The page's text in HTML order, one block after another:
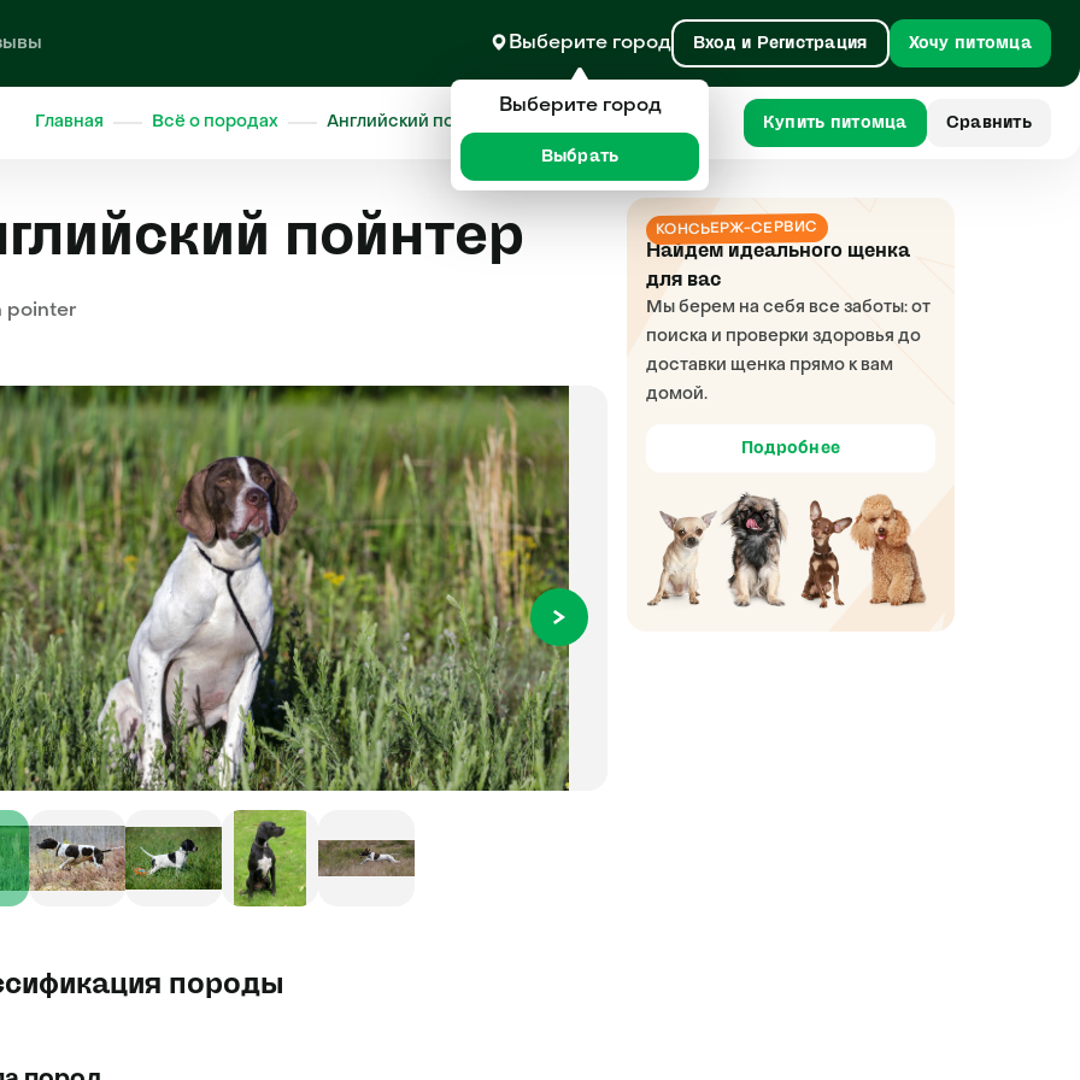
Выберите город Вход и Регистрация Хочу питомца
Главная Всё о породах Английский пойнтер Купить питомца Сравнить
КОНСЬЕРЖ-СЕРВИС
Найдем идеального щенка
для вас
Мы берем на себя все заботы: от
поиска и проверки здоровья до
доставки щенка прямо к вам
домой.
Подробнее
пойнтер
pointer
породы
Выберите город
Выбрать